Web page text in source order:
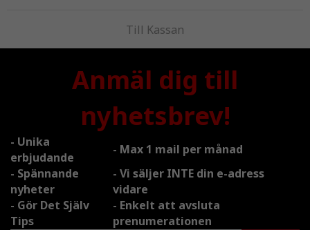
Till Kassan
Anmäl dig till
nyhetsbrev!
- Unika
erbjudande
- Max 1 mail per månad
- Spännande
nyheter
- Vi säljer INTE din e-adress
vidare
- Gör Det Själv
Tips
- Enkelt att avsluta
prenumerationen